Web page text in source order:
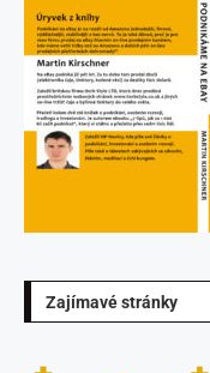
Zajímavé stránky